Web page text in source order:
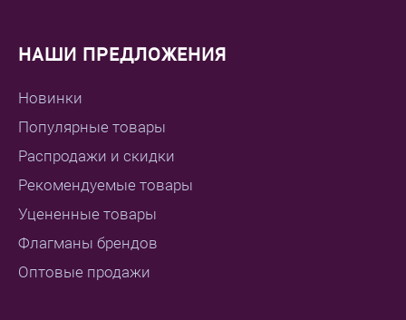
НАШИ ПРЕДЛОЖЕНИЯ
Новинки
Популярные товары
Распродажи и скидки
Рекомендуемые товары
Уцененные товары
Флагманы брендов
Оптовые продажи